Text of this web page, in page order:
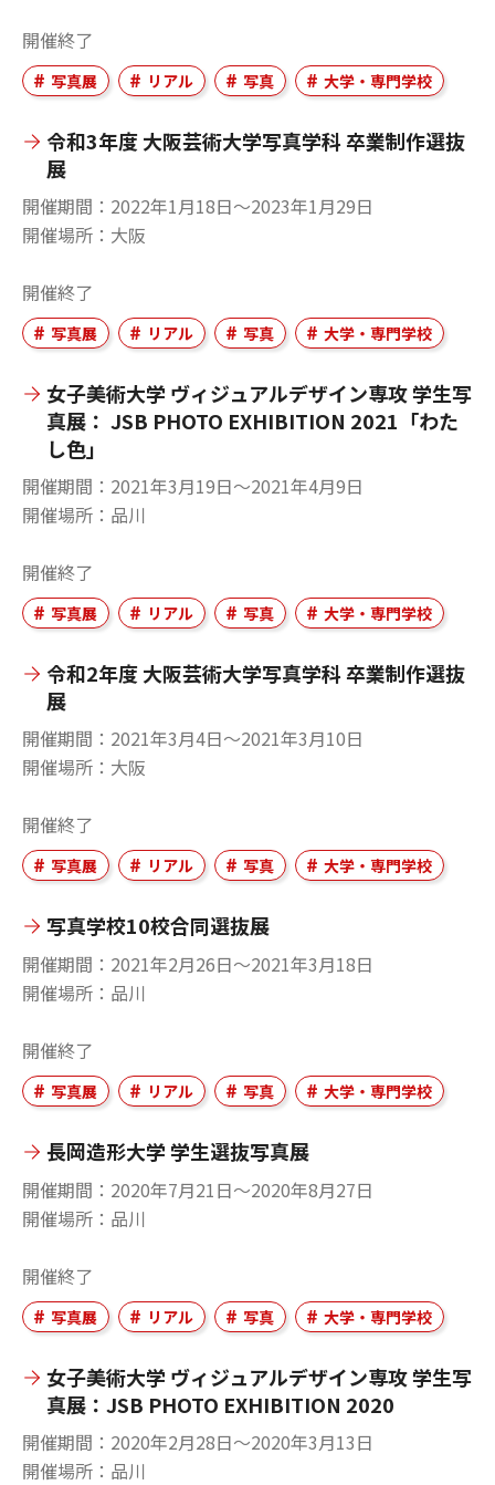
開催終了
写真展 リアル 写真 大学・専門学校
令和3年度 大阪芸術大学写真学科 卒業制作選抜
展
開催期間
2022年1月18日〜2023年1月29日
開催場所
大阪
開催終了
写真展 リアル 写真 大学・専門学校
女子美術大学 ヴィジュアルデザイン専攻 学生写
真展： JSB PHOTO EXHIBITION 2021「わた
し色」
開催期間
2021年3月19日〜2021年4月9日
開催場所
品川
開催終了
写真展 リアル 写真 大学・専門学校
令和2年度 大阪芸術大学写真学科 卒業制作選抜
展
開催期間
2021年3月4日〜2021年3月10日
開催場所
大阪
開催終了
写真展 リアル 写真 大学・専門学校
写真学校10校合同選抜展
開催期間
2021年2月26日〜2021年3月18日
開催場所
品川
開催終了
写真展 リアル 写真 大学・専門学校
長岡造形大学 学生選抜写真展
開催期間
2020年7月21日〜2020年8月27日
開催場所
品川
開催終了
写真展 リアル 写真 大学・専門学校
女子美術大学 ヴィジュアルデザイン専攻 学生写
真展：JSB PHOTO EXHIBITION 2020
開催期間
2020年2月28日〜2020年3月13日
開催場所
品川